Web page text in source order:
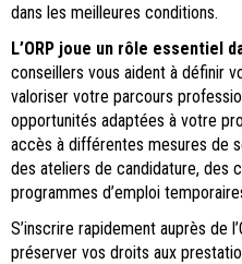
dans les meilleures conditions.
L’ORP joue un rôle essentiel
conseillers vous aident à définir
valoriser votre parcours
opportunités adaptées à votre
accès à différentes mesures de
des ateliers de candidature, des
programmes d’emploi
S’inscrire rapidement auprès de
préserver vos droits aux